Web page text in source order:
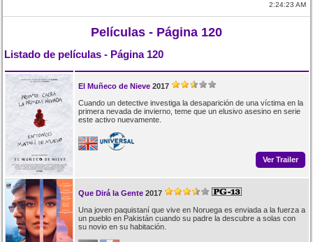
2:24:23 AM
Películas - Página 120
Listado de películas - Página 120
El Muñeco de Nieve 2017
Cuando un detective investiga la desaparición de una víctima en la
primera nevada de invierno, teme que un elusivo asesino en serie
este activo nuevamente.
Ver Trailer
Que Dirá la Gente 2017
Una joven paquistaní que vive en Noruega es enviada a la fuerza a
un pueblo en Pakistán cuando su padre la descubre a solas con
su novio en su habitación.